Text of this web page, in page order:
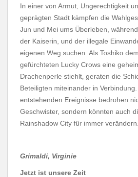
In einer von Armut, Ungerechtigkeit
geprägten Stadt kämpfen die
Jun und Mei ums Überleben,
der Kaiserin, und der illegale
eigenen Weg suchen. Als Toshiko
gefürchteten Lucky Crows eine
Drachenperle stiehlt, geraten die
Beteiligten miteinander in
entstehenden Ereignisse bedrohen
Geschwister, sondern könnten auch
Rainshadow City für immer verändern.
Grimaldi, Virginie
Jetzt ist unsere Zeit